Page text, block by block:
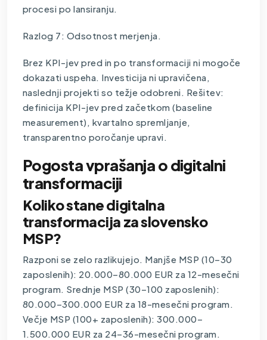
procesi po lansiranju.
Razlog 7: Odsotnost merjenja.
Brez KPI-jev pred in po transformaciji ni mogoče
dokazati uspeha. Investicija ni upravičena,
naslednji projekti so težje odobreni. Rešitev:
definicija KPI-jev pred začetkom (baseline
measurement), kvartalno spremljanje,
transparentno poročanje upravi.
Pogosta vprašanja o digitalni
transformaciji
Koliko stane digitalna
transformacija za slovensko
MSP?
Razponi se zelo razlikujejo. Manjše MSP (10–30
zaposlenih): 20.000–80.000 EUR za 12-mesečni
program. Srednje MSP (30–100 zaposlenih):
80.000–300.000 EUR za 18-mesečni program.
Večje MSP (100+ zaposlenih): 300.000–
1.500.000 EUR za 24–36-mesečni program.